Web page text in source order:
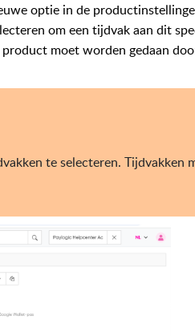
optie in de
om een tijdvak aan dit
moet worden gedaan
te selecteren. Tijdvakken